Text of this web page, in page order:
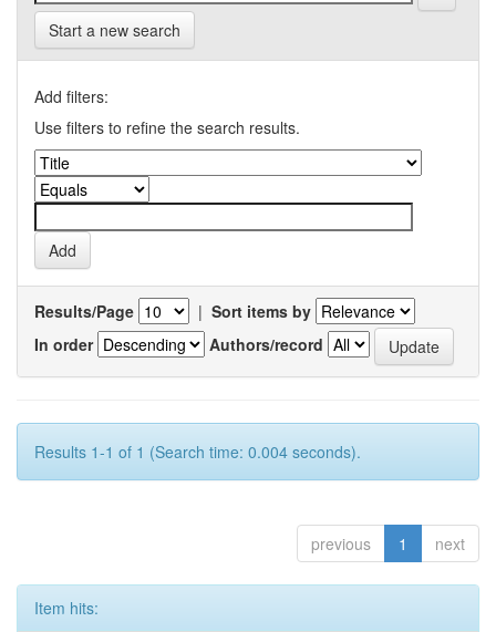
Start a new search
Add filters:
Use filters to refine the search results.
Results/Page | Sort items by
In order
Authors/record
Results 1-1 of 1 (Search time: 0.004 seconds).
previous 1 next
Item hits: